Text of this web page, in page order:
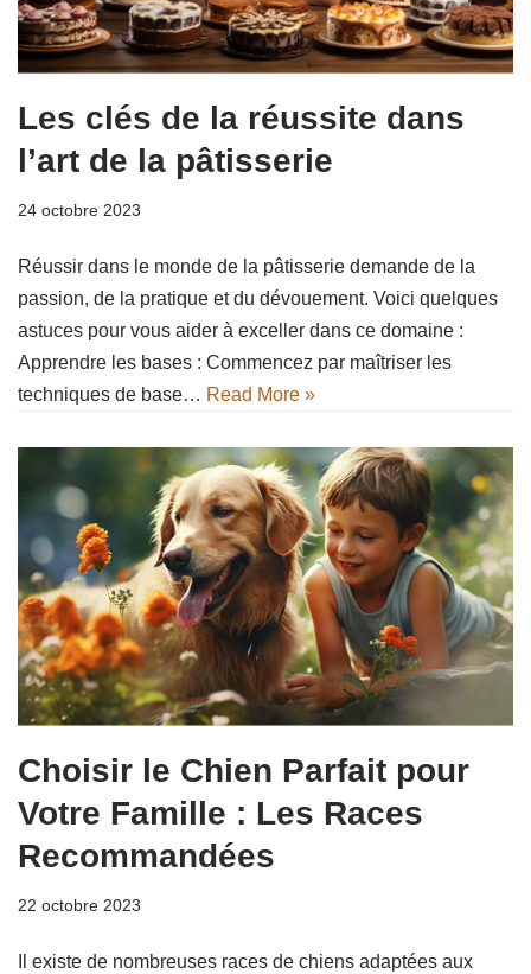
Les clés de la réussite dans
l’art de la pâtisserie
24 octobre 2023
Réussir dans le monde de la pâtisserie demande de la
passion, de la pratique et du dévouement. Voici quelques
astuces pour vous aider à exceller dans ce domaine :
Apprendre les bases : Commencez par maîtriser les
techniques de base… Read More »
Choisir le Chien Parfait pour
Votre Famille : Les Races
Recommandées
22 octobre 2023
Il existe de nombreuses races de chiens adaptées aux